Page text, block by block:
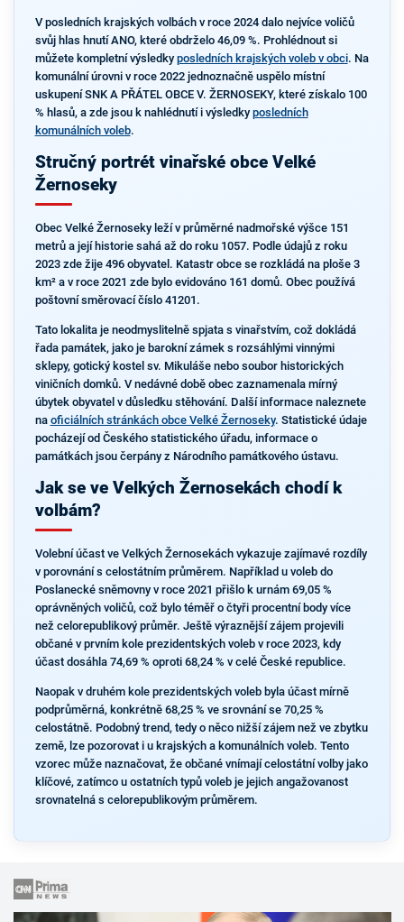
V posledních krajských volbách v roce 2024 dalo nejvíce voličů
svůj hlas hnutí ANO, které obdrželo 46,09 %. Prohlédnout si
můžete kompletní výsledky posledních krajských voleb v obci. Na
komunální úrovni v roce 2022 jednoznačně uspělo místní
uskupení SNK A PŘÁTEL OBCE V. ŽERNOSEKY, které získalo 100
% hlasů, a zde jsou k nahlédnutí i výsledky posledních
komunálních voleb.
Stručný portrét vinařské obce Velké
Žernoseky
Obec Velké Žernoseky leží v průměrné nadmořské výšce 151
metrů a její historie sahá až do roku 1057. Podle údajů z roku
2023 zde žije 496 obyvatel. Katastr obce se rozkládá na ploše 3
km² a v roce 2021 zde bylo evidováno 161 domů. Obec používá
poštovní směrovací číslo 41201.
Tato lokalita je neodmyslitelně spjata s vinařstvím, což dokládá
řada památek, jako je barokní zámek s rozsáhlými vinnými
sklepy, gotický kostel sv. Mikuláše nebo soubor historických
viničních domků. V nedávné době obec zaznamenala mírný
úbytek obyvatel v důsledku stěhování. Další informace naleznete
na oficiálních stránkách obce Velké Žernoseky. Statistické údaje
pocházejí od Českého statistického úřadu, informace o
památkách jsou čerpány z Národního památkového ústavu.
Jak se ve Velkých Žernosekách chodí k
volbám?
Volební účast ve Velkých Žernosekách vykazuje zajímavé rozdíly
v porovnání s celostátním průměrem. Například u voleb do
Poslanecké sněmovny v roce 2021 přišlo k urnám 69,05 %
oprávněných voličů, což bylo téměř o čtyři procentní body více
než celorepublikový průměr. Ještě výraznější zájem projevili
občané v prvním kole prezidentských voleb v roce 2023, kdy
účast dosáhla 74,69 % oproti 68,24 % v celé České republice.
Naopak v druhém kole prezidentských voleb byla účast mírně
podprůměrná, konkrétně 68,25 % ve srovnání se 70,25 %
celostátně. Podobný trend, tedy o něco nižší zájem než ve zbytku
země, lze pozorovat i u krajských a komunálních voleb. Tento
vzorec může naznačovat, že občané vnímají celostátní volby jako
klíčové, zatímco u ostatních typů voleb je jejich angažovanost
srovnatelná s celorepublikovým průměrem.